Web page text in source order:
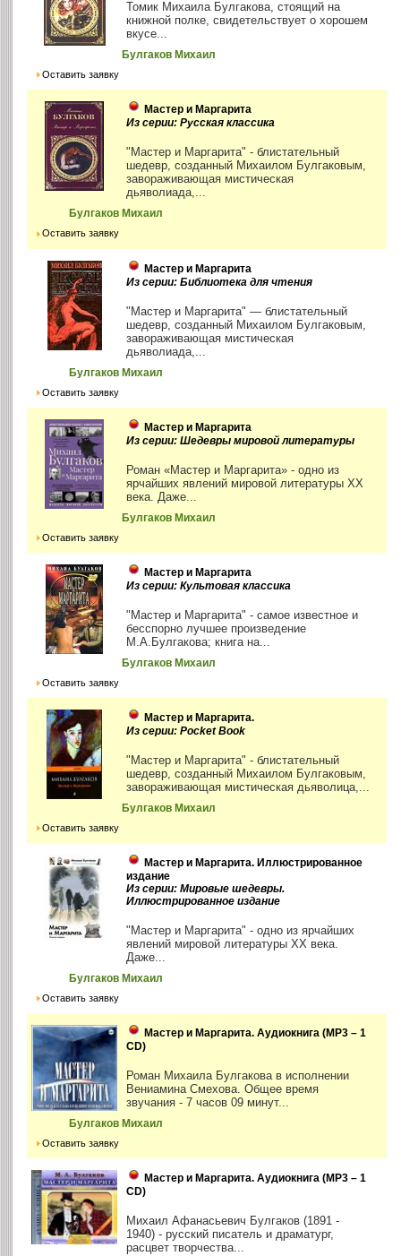
Томик Михаила Булгакова, стоящий на
книжной полке, свидетельствует о хорошем
вкусе...
Булгаков Михаил
Оставить заявку
Мастер и Маргарита
Из серии: Русская классика
"Мастер и Маргарита" - блистательный
шедевр, созданный Михаилом Булгаковым,
завораживающая мистическая
дьяволиада,...
Булгаков Михаил
Оставить заявку
Мастер и Маргарита
Из серии: Библиотека для чтения
"Мастер и Маргарита" — блистательный
шедевр, созданный Михаилом Булгаковым,
завораживающая мистическая
дьяволиада,...
Булгаков Михаил
Оставить заявку
Мастер и Маргарита
Из серии: Шедевры мировой литературы
Роман «Мастер и Маргарита» - одно из
ярчайших явлений мировой литературы XX
века. Даже...
Булгаков Михаил
Оставить заявку
Мастер и Маргарита
Из серии: Культовая классика
"Мастер и Маргарита" - самое известное и
бесспорно лучшее произведение
М.А.Булгакова; книга на...
Булгаков Михаил
Оставить заявку
Мастер и Маргарита.
Из серии: Pocket Book
"Мастер и Маргарита" - блистательный
шедевр, созданный Михаилом Булгаковым,
завораживающая мистическая дьяволица,...
Булгаков Михаил
Оставить заявку
Мастер и Маргарита. Иллюстрированное
издание
Из серии: Мировые шедевры.
Иллюстрированное издание
"Мастер и Маргарита" - одно из ярчайших
явлений мировой литературы XX века.
Даже...
Булгаков Михаил
Оставить заявку
Мастер и Маргарита. Аудиокнига (MP3 – 1
CD)
Роман Михаила Булгакова в исполнении
Вениамина Смехова. Общее время
звучания - 7 часов 09 минут...
Булгаков Михаил
Оставить заявку
Мастер и Маргарита. Аудиокнига (MP3 – 1
CD)
Михаил Афанасьевич Булгаков (1891 -
1940) - русский писатель и драматург,
расцвет творчества...